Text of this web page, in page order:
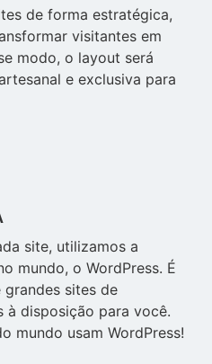
de forma estratégica,
visitantes em
modo, o layout será
e exclusiva para
site, utilizamos a
mundo, o WordPress. É
sites de
à disposição para você.
mundo usam WordPress!